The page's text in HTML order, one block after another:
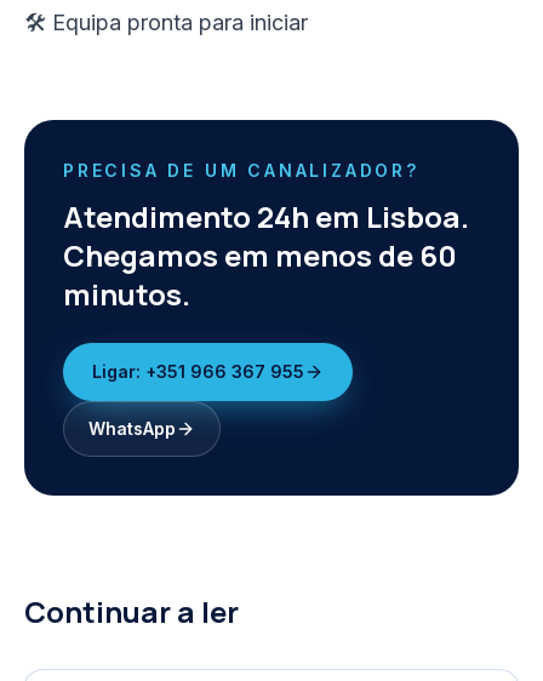
🛠️ Equipa pronta para iniciar
PRECISA DE UM CANALIZADOR?
Atendimento 24h em Lisboa.
Chegamos em menos de 60
minutos.
Ligar: +351 966 367 955
WhatsApp
Continuar a ler